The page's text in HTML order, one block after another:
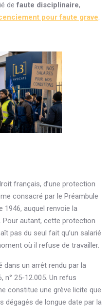
defaute disciplinaire,
pour faute grave.
français, d’une protection
consacré par le Préambule
auquel renvoie la
autant, cette protection
pas du seul fait qu’un salarié
où il refuse de travailler.
dans un arrêt rendu par la
n° 25-12.005. Un refus
constitue une grève licite que
dégagés de longue date par la